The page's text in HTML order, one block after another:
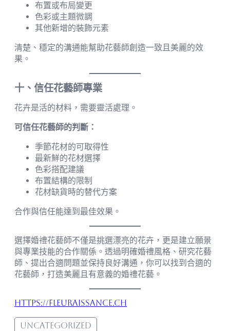
布置或布局變更
色彩或主題微調
其他新增的裝飾元素
清楚、穩定的溝通能幫助花藝師創造一致且美麗的效
果。
十、信任花藝師專業
花卉是活的材料，需要靈活處理。
可信任花藝師的判斷：
季節花材的可取得性
最新鮮的花材選擇
色彩搭配建議
布置結構的限制
花材缺貨時的替代方案
合作與信任能達到最佳效果。
選擇婚禮花藝師不僅是挑選漂亮的花卉，更是建立願景
與專業技能的合作關係。透過明確婚禮風格、研究花藝
師、提出合適問題並保持良好溝通，你可以找到合適的
花藝師，打造美麗且有意義的婚禮花藝。
https://fleuraissance.ch
Uncategorized